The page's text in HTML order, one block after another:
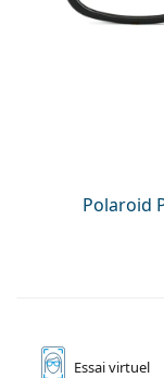
Polaroid
Essaivirtuel